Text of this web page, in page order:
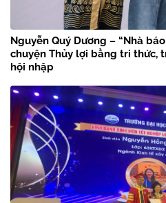
Nguyễn Quý Dương – “Nhà
chuyện Thủy lợi bằng tri thức,
hội nhập